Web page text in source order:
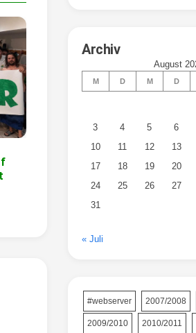
Archiv
August
M D M D
3 4 5 6
10
11 12 13
17
18 19 20
24
25 26 27
31
« Juli
#webserver 2007/2008
2009/2010 2010/2011